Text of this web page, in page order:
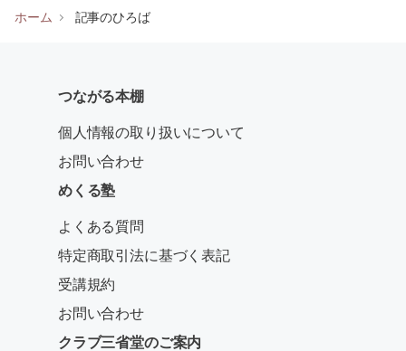
ホーム 記事のひろば
つながる本棚
個人情報の取り扱いについて
お問い合わせ
めくる塾
よくある質問
特定商取引法に基づく表記
受講規約
お問い合わせ
クラブ三省堂のご案内